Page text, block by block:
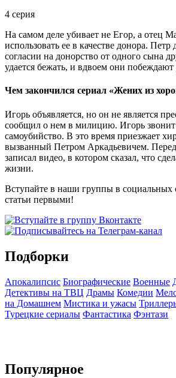
4 серия
На самом деле убивает не Егор, а отец
использовать ее в качестве донора. Петр
согласии на донорство от одного сына
удается бежать, и вдвоем они побеждают
Чем закончился сериал «Жених из
Игорь объявляется, но он не является
сообщил о нем в милицию. Игорь
самоубийство. В это время приезжает
вызванный Петром Аркадьевичем.
записал видео, в котором сказал, что
жизни.
Вступайте в наши группы в социальных
статьи первыми!
Подборки
Апокалипсис Биографические Военные
Детективы на ТВЦ Драмы Комедии
на Домашнем Мистика и ужасы
Турецкие сериалы Фантастика Фэнтази
Популярное